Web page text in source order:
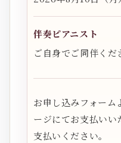
伴奏ピアニスト
ご自身でご同伴くだ
お申し込みフォーム
ージにてお支払いい
支払いください。